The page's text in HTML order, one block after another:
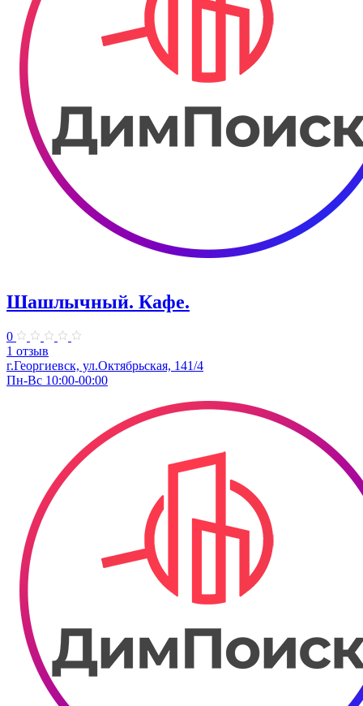
Шашлычный. Кафе.
0
1 отзыв
г.Георгиевск, ул.Октябрьская, 141/4
Пн-Вс 10:00-00:00